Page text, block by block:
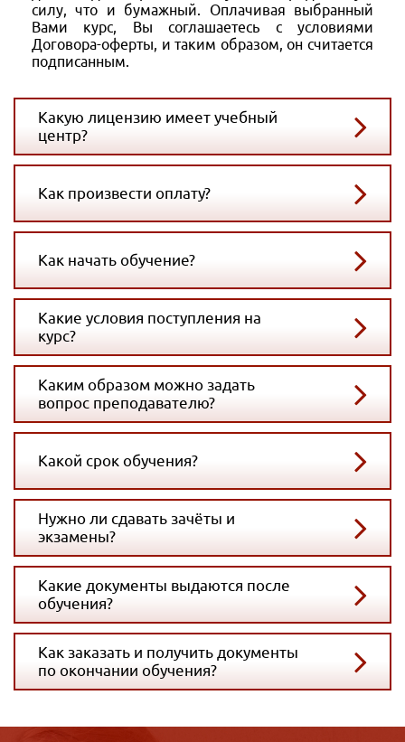
силу, что и бумажный. Оплачивая выбранный
Вами курс, Вы соглашаетесь с условиями
Договора-оферты, и таким образом, он считается
подписанным.
Какую лицензию имеет учебный
центр?
Как произвести оплату?
Как начать обучение?
Какие условия поступления на
курс?
Каким образом можно задать
вопрос преподавателю?
Какой срок обучения?
Нужно ли сдавать зачёты и
экзамены?
Какие документы выдаются после
обучения?
Как заказать и получить документы
по окончании обучения?